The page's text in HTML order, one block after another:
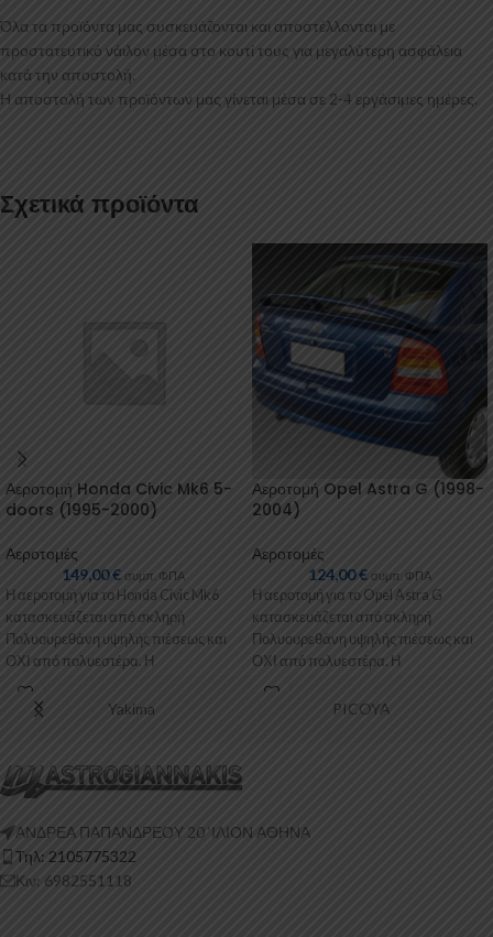
Όλα τα προϊόντα μας συσκευάζονται και αποστέλλονται με
προστατευτικό νάιλον μέσα στο κουτί τους για μεγαλύτερη ασφάλεια
κατά την αποστολή.
Η αποστολή των προϊόντων μας γίνεται μέσα σε 2-4 εργάσιμες ημέρες.
Σχετικά προϊόντα
Αεροτομή Honda Civic Mk6 5-
doors (1995-2000)
Αεροτομές
149,00€ συμπ. ΦΠΑ
Η αεροτομή για το Honda Civic Mk6
κατασκευάζεται από σκληρή
Πολυουρεθάνη υψηλής πιέσεως και
ΟΧΙ από πολυεστέρα. Η
Πολυουρεθάνη είναι
Αεροτομή Opel Astra G (1998-
2004)
Αεροτομές
124,00€ συμπ. ΦΠΑ
Η αεροτομή για το Opel Astra G
κατασκευάζεται από σκληρή
Πολυουρεθάνη υψηλής πιέσεως και
ΟΧΙ από πολυεστέρα. Η
Πολυουρεθάνη είναι
Yakima PICOYA
ΑΝΔΡΕΑ ΠΑΠΑΝΔΡΕΟΥ 20 ‘ΙΛΙΟΝ ΑΘΗΝΑ
Τηλ: 2105775322
Κιν: 6982551118